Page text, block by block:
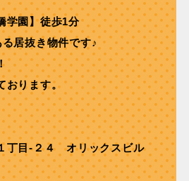
学園】徒歩1分
居抜き物件です♪
おります。
丁目-２４ オリックスビル